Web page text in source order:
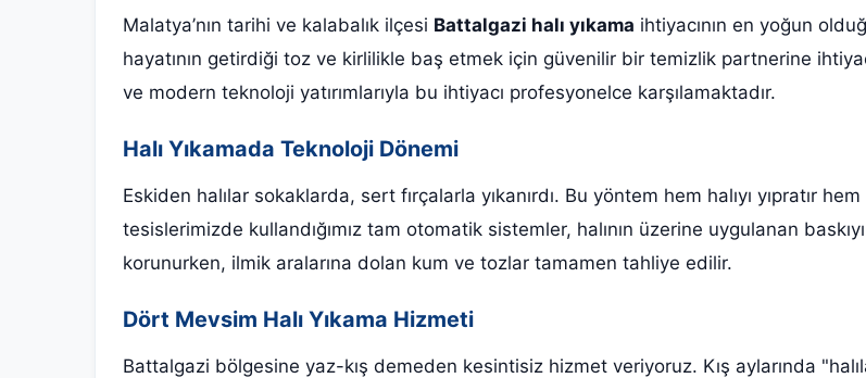
Malatya’nın tarihi ve kalabalık ilçesi Battalgazi halı yıkama ihtiyacının en yoğun
hayatının getirdiği toz ve kirlilikle baş etmek için güvenilir bir temizlik partnerine
ve modern teknoloji yatırımlarıyla bu ihtiyacı profesyonelce karşılamaktadır.
Halı Yıkamada Teknoloji Dönemi
Eskiden halılar sokaklarda, sert fırçalarla yıkanırdı. Bu yöntem hem halıyı yıpratır
tesislerimizde kullandığımız tam otomatik sistemler, halının üzerine uygulanan
korunurken, ilmik aralarına dolan kum ve tozlar tamamen tahliye edilir.
Dört Mevsim Halı Yıkama Hizmeti
Battalgazi bölgesine yaz-kış demeden kesintisiz hizmet veriyoruz. Kış aylarında